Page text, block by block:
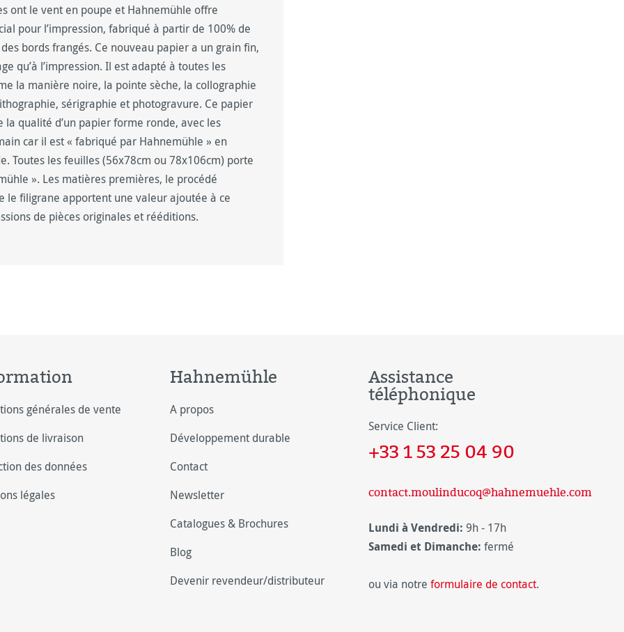
ont le vent en poupe et Hahnemühle offre
pour l’impression, fabriqué à partir de 100% de
bords frangés. Ce nouveau papier a un grain fin,
qu’à l’impression. Il est adapté à toutes les
la manière noire, la pointe sèche, la collographie
sérigraphie et photogravure. Ce papier
qualité d’un papier forme ronde, avec les
car il est « fabriqué par Hahnemühle » en
Toutes les feuilles (56x78cm ou 78x106cm) porte
». Les matières premières, le procédé
filigrane apportent une valeur ajoutée à ce
de pièces originales et rééditions.
générales de vente
de livraison
des données
légales
Hahnemühle
A propos
Développement durable
Contact
Newsletter
Catalogues & Brochures
Blog
Devenir revendeur/distributeur
Assistance
téléphonique
Service Client:
+33 1 53 25 04 90
contact.moulinducoq@hahnemuehle.com
Lundi à Vendredi: 9h - 17h
Samedi et Dimanche: fermé
ou via notre formulaire de contact.